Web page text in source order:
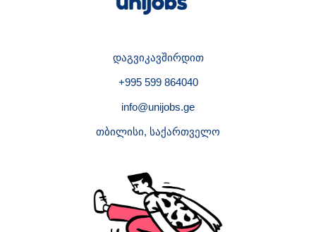
დაგვიკავშირდით
+995 599 864040
info@unijobs.ge
თბილისი, საქართველო